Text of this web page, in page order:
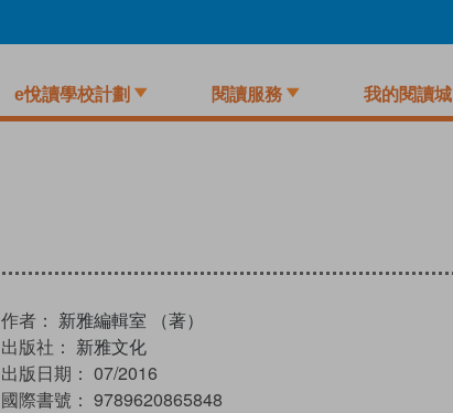
e悅讀學校計劃 閱讀服務 我的閱讀城
作者： 新雅編輯室 （著）
出版社： 新雅文化
出版日期： 07/2016
國際書號： 9789620865848